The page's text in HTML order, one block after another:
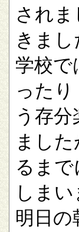
され
きまし
学校で
った
う存分
まし
るま
しまい
明日